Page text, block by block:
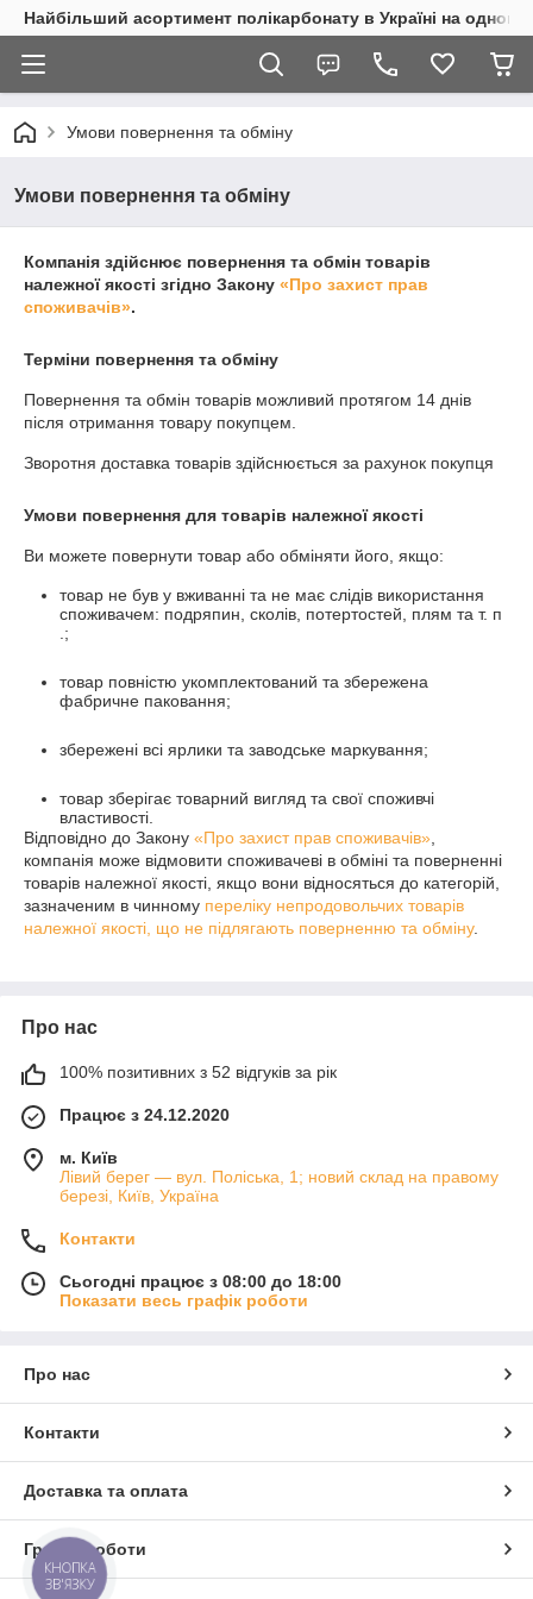
Найбільший асортимент полікарбонату в Україні на одному
Умови повернення та обміну
Умови повернення та обміну
Компанія здійснює повернення та обмін товарів
належної якості згідно Закону «Про захист прав
споживачів».
Терміни повернення та обміну
Повернення та обмін товарів можливий протягом 14 днів
після отримання товару покупцем.
Зворотня доставка товарів здійснюється за рахунок покупця
Умови повернення для товарів належної якості
Ви можете повернути товар або обміняти його, якщо:
товар не був у вживанні та не має слідів використання
споживачем: подряпин, сколів, потертостей, плям та т. п
.;
товар повністю укомплектований та збережена
фабричне паковання;
збережені всі ярлики та заводське маркування;
товар зберігає товарний вигляд та свої споживчі
властивості.
Відповідно до Закону «Про захист прав споживачів»
компанія може відмовити споживачеві в обміні та поверненні
товарів належної якості, якщо вони відносяться до категорій,
зазначеним в чинному переліку непродовольчих товарів
належної якості, що не підлягають поверненню та обміну.
Про нас
100% позитивних з 52 відгуків за рік
Працює з 24.12.2020
м. Київ
Лівий берег — вул. Поліська, 1; новий склад на правому
березі, Київ, Україна
Контакти
Сьогодні працює з 08:00 до 18:00
Показати весь графік роботи
Про нас
Контакти
Доставка та оплата
Графік роботи
КНОПКА
ЗВ'ЯЗКУ